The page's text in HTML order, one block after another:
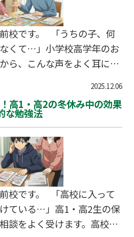
つけることが、この時期の
。流山市、柏市の中学生を
声かけ一つでお子様の態度
今回は、具体…
校です。 「うちの子、何
くて…」小学校高学年のお
ら、こんな声をよく耳にし
ない知識が急増する時期で
暗記を苦痛に感じていま
第で、誰でも劇的に伸ばす
みは時間にゆとりがあるた
楽しく鍛える絶好のチャン
の小学生も、この冬休みの
成績が変わります。今回
生を伸ばすための親…
2025.12.06
高1・高2の冬休み中の効果
な勉強法
校です。 「高校に入って
ている…」高1・高2生の保
談をよく受けます。高校の